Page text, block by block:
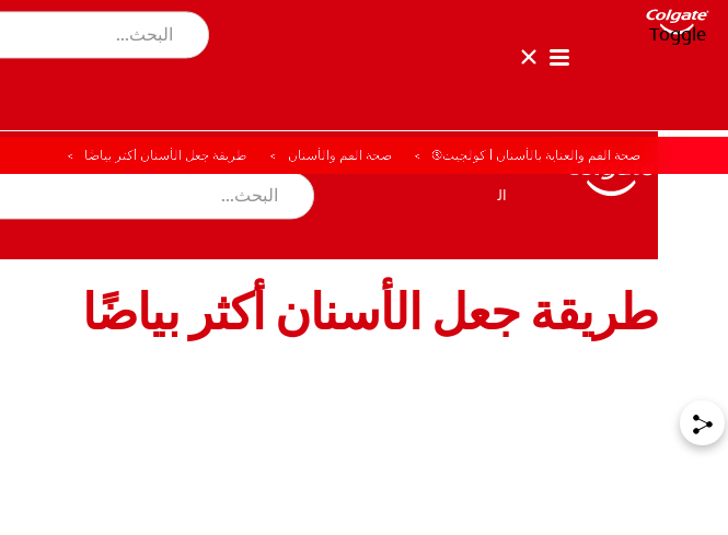
Toggle
المنتجات صحة الفم والأسنان المهمة
للمحترفين الولايات المتحدة (الإنجليزية)
المنتجات المهمة
صحة الفم والعناية بالأسنان | كولجيت® صحة الفم والأسنان طريقة جعل الأسنان أكثر بياضًا
طريقة جعل الأسنان أكثر بياضًا